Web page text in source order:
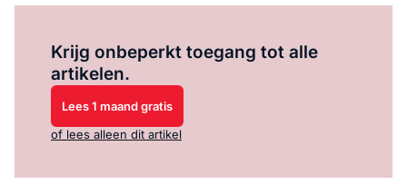
Krijg onbeperkt toegang tot alle
artikelen.
Lees 1 maand gratis
of lees alleen dit artikel